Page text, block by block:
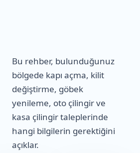
Bu rehber, bulunduğunuz
bölgede kapı açma, kilit
değiştirme, göbek
yenileme, oto çilingir ve
kasa çilingir taleplerinde
hangi bilgilerin gerektiğini
açıklar.